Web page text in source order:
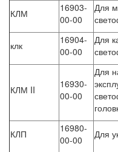
КЛМ
16903-
00-00
Для
клк
16904-
00-00
Для
КЛМ II
16930-
00-00
Для
КЛП
16980-
00-00
Для